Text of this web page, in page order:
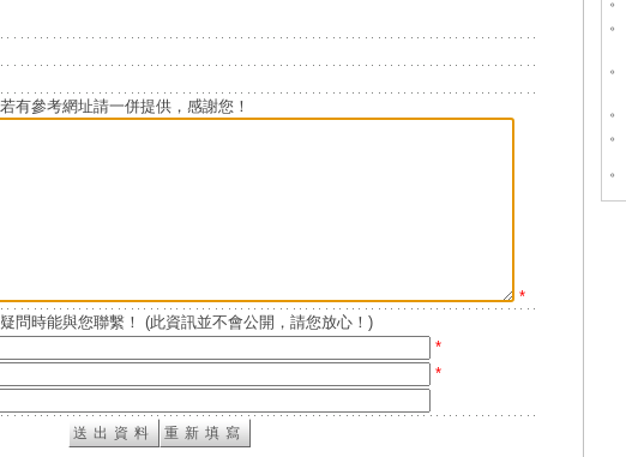
有參考網址請一併提供，感謝您！
*
問時能與您聯繫！ (此資訊並不會公開，請您放心！)
*
*
。
。
。
。
。